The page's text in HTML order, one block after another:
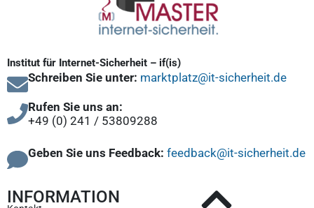
Institut für Internet-Sicherheit – if(is)
Schreiben Sie unter: marktplatz@it-sicherheit.de
Rufen Sie uns an:
+49 (0) 241 / 53809288
Geben Sie uns Feedback: feedback@it-sicherheit.de
INFORMATION